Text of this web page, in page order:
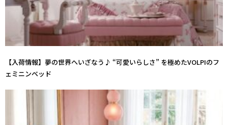
【入荷情報】夢の世界へいざなう♪ “可愛いらしさ” を極めたVOLPIのフ
ェミニンベッド